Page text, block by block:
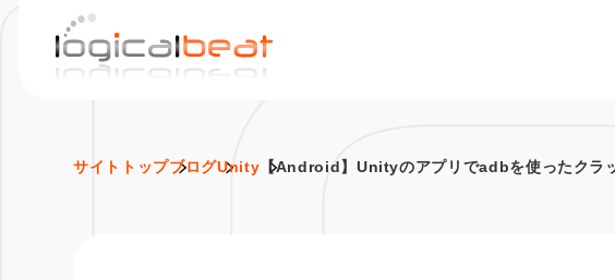
サイトトップブログUnity 【Android】Unityのアプリでadbを使ったクラ